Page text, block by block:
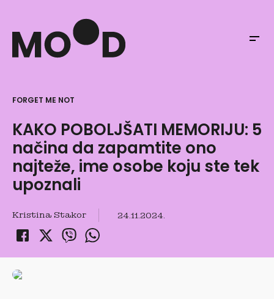
FORGET ME NOT
KAKO POBOLJŠATI MEMORIJU: 5
načina da zapamtite ono
najteže, ime osobe koju ste tek
upoznali
Kristina Stakor 24.11.2024.